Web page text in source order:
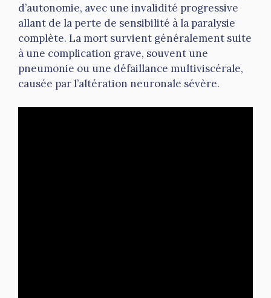
d’autonomie, avec une invalidité progressive
allant de la perte de sensibilité à la paralysie
complète. La mort survient généralement suite
à une complication grave, souvent une
pneumonie ou une défaillance multiviscérale,
causée par l’altération neuronale sévère.